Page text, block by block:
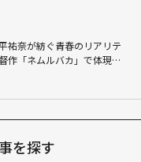
祐奈が紡ぐ青春のリアリテ
督作「ネムルバカ」で体現し
を探す